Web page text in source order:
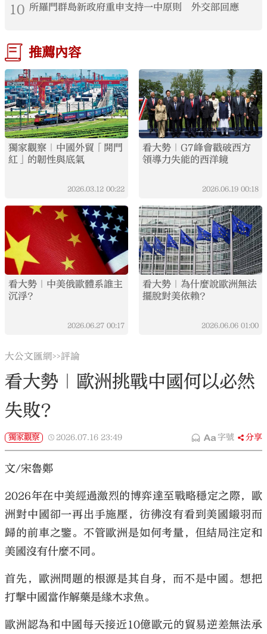
10 所羅門群島新政府重申支持一中原則 外交部回應
推薦內容
獨家觀察｜中國外貿「開門
紅」的韌性與底氣
2026.03.12 00:22
看大勢｜G7峰會戳破西方
領導力失能的西洋鏡
2026.06.19 00:18
看大勢｜中美俄歐體系誰主
沉浮？
2026.06.27 00:17
看大勢｜為什麼說歐洲無法
擺脫對美依賴？
2026.06.06 01:00
大公文匯網>>評論
看大勢｜歐洲挑戰中國何以必然
失敗？
獨家觀察 2026.07.16 23:49 字號 分享
文/宋魯鄭
2026年在中美經過激烈的博弈達至戰略穩定之際，歐
洲對中國卻一再出手施壓，彷彿沒有看到美國鎩羽而
歸的前車之鑒。不管歐洲是如何考量，但結局注定和
美國沒有什麼不同。
首先，歐洲問題的根源是其自身，而不是中國。想把
打擊中國當作解藥是緣木求魚。
歐洲認為和中國每天接近10億歐元的貿易逆差無法承